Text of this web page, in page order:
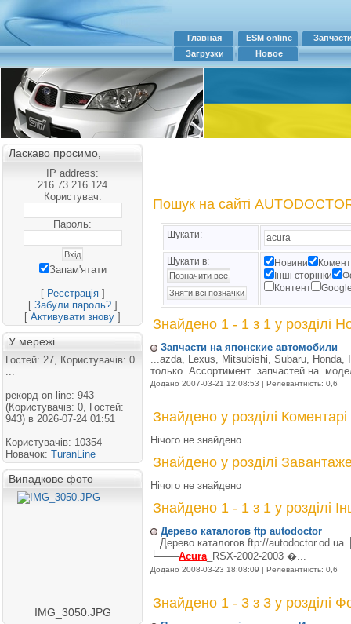
Главная ESM online
Загрузки
Новое
Ласкаво просимо,
IP address:
216.73.216.124
Користувач:
Пароль:
Запам'ятати
[ Реєстрація]
[ Забули пароль?]
[ Активувати знову ]
У мережі
Гостей: 27, Користувачів: 0
...
рекорд on-line: 943
(Користувачів: 0, Гостей:
943) в 2026-07-24 01:51
Користувачів: 10354
Новачок: TuranLine
Випадкове фото
IMG_3050.JPG
Пошук на сайті
Шукати:
Шукати в: Новини
Інші сторінки
Контент
Знайдено 1 - 1 з 1 у розділі
Запчасти на японские автомобили
...azda, Lexus, Mitsubishi, Subaru, Honda,
только. Ассортимент запчастей на
Додано 2007-03-21 12:08:53 | Релевантність: 0,6
Знайдено у розділі Коментарі
Нічого не знайдено
Знайдено у розділі
Нічого не знайдено
Знайдено 1 - 1 з 1 у розділі
Дерево каталогов ftp autodoctor
Дерево каталогов ftp://
└───Acura_RSX-2002-2003 �...
Додано 2008-03-23 18:08:09 | Релевантність: 0,6
Знайдено 1 - 3 з 3 у розділі